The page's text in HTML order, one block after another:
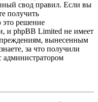
свод правил. Если вы
получить
это решение
и phpBB Limited не имеет
вынесенным
за что получили
администратором